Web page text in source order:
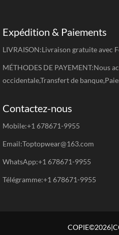
Expédition & Paiements
LIVRAISON:Livraison gratuite avec
MÉTHODES DE PAYEMENT:Nous
occidentale,Transfert de
Contactez-nous
Mobile:+1 678671-9955
Email:Toptopwear@163.com
WhatsApp:+1 678671-9955
Télégramme:+1 678671-9955